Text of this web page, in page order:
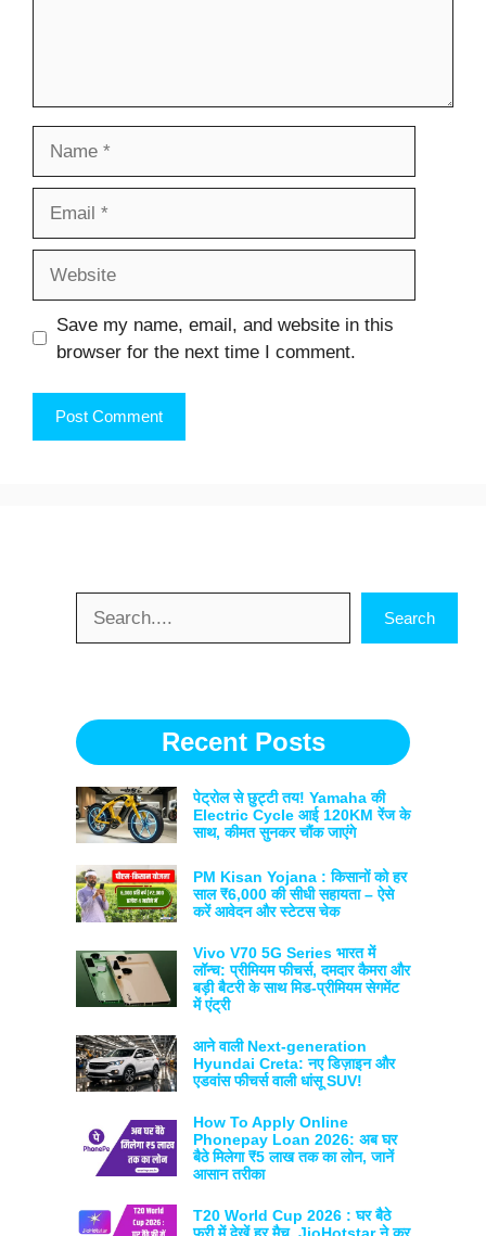
Save my name, email, and website in this
browser for the next time I comment.
Search
Recent Posts
पेट्रोल से छुट्टी तय! Yamaha की
Electric Cycle आई 120KM रेंज के
साथ, कीमत सुनकर चौंक जाएंगे
PM Kisan Yojana : किसानों को हर
साल ₹6,000 की सीधी सहायता – ऐसे
करें आवेदन और स्टेटस चेक
Vivo V70 5G Series भारत में
लॉन्च: प्रीमियम फीचर्स, दमदार कैमरा और
बड़ी बैटरी के साथ मिड-प्रीमियम सेगमेंट
में एंट्री
आने वाली Next-generation
Hyundai Creta: नए डिज़ाइन और
एडवांस फीचर्स वाली धांसू SUV!
How To Apply Online
Phonepay Loan 2026: अब घर
बैठे मिलेगा ₹5 लाख तक का लोन, जानें
आसान तरीका
T20 World Cup 2026 : घर बैठे